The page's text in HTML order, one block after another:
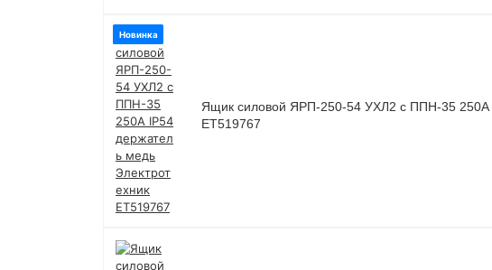
Новинка
Ящик силовой ЯРП-250-54 УХЛ2 с ППН-35 250А
ET519767